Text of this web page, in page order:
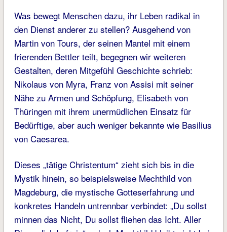
Was bewegt Menschen dazu, ihr Leben radikal in
den Dienst anderer zu stellen? Ausgehend von
Martin von Tours, der seinen Mantel mit einem
frierenden Bettler teilt, begegnen wir weiteren
Gestalten, deren Mitgefühl Geschichte schrieb:
Nikolaus von Myra, Franz von Assisi mit seiner
Nähe zu Armen und Schöpfung, Elisabeth von
Thüringen mit ihrem unermüdlichen Einsatz für
Bedürftige, aber auch weniger bekannte wie Basilius
von Caesarea.
Dieses „tätige Christentum“ zieht sich bis in die
Mystik hinein, so beispielsweise Mechthild von
Magdeburg, die mystische Gotteserfahrung und
konkretes Handeln untrennbar verbindet: „Du sollst
minnen das Nicht, Du sollst fliehen das Icht. Aller